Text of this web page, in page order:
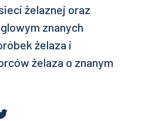
żelaznej oraz
znanych
żelaza i
żelaza o znanym